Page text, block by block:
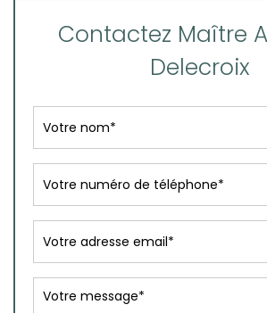
Contactez Maître
Delecroix